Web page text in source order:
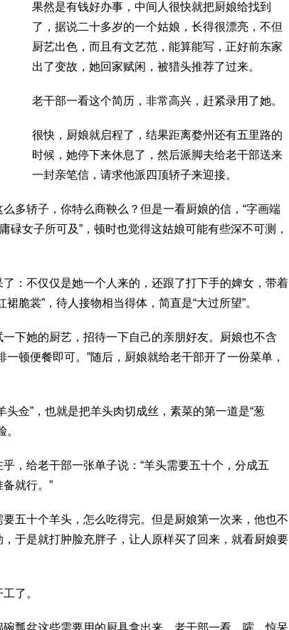
果然是有钱好办事，中间人很快就把厨娘给找到
了，据说二十多岁的一个姑娘，长得很漂亮，不但
厨艺出色，而且有文艺范，能算能写，正好前东家
出了变故，她回家赋闲，被猎头推荐了过来。
老干部一看这个简历，非常高兴，赶紧录用了她。
很快，厨娘就启程了，结果距离婺州还有五里路的
时候，她停下来休息了，然后派脚夫给老干部送来
一封亲笔信，请求他派四顶轿子来迎接。
多轿子，你特么商鞅么？但是一看厨娘的信，“字画端
碌女子所可及”，顿时也觉得这姑娘可能有些深不可测，
：不仅仅是她一个人来的，还跟了打下手的婢女，带着
脆裳”，待人接物相当得体，简直是“大过所望”。
下她的厨艺，招待一下自己的亲朋好友。厨娘也不含
顿便餐即可。”随后，厨娘就给老干部开了一份菜单，
佥”，也就是把羊头肉切成丝，素菜的第一道是“葱
，给老干部一张单子说：“羊头需要五十个，分成五
就行。”
五十个羊头，怎么吃得完。但是厨娘第一次来，他也不
于是就打肿脸充胖子，让人原样买了回来，就看厨娘要
了。
瓢盆这些需要用的厨具拿出来。老干部一看，嚯，惊呆